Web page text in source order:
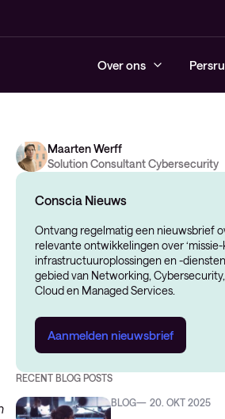
Over ons
Maarten Werff
Solution Consultant Cybersecurity
Conscia Nieuws
Ontvang regelmatig een nieuwsbrief
relevante ontwikkelingen over ‘missie-
infrastructuuroplossingen en -
gebied van Networking,
Cloud en Managed Services.
Aanmelden nieuwsbrief
RECENT BLOG POSTS
BLOG 20. OKT 2025